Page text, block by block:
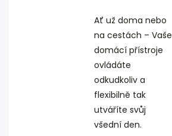
Ať už doma nebo
na cestách – Vaše
domácí přístroje
ovládáte
odkudkoliv a
flexibilně tak
utváříte svůj
všední den.